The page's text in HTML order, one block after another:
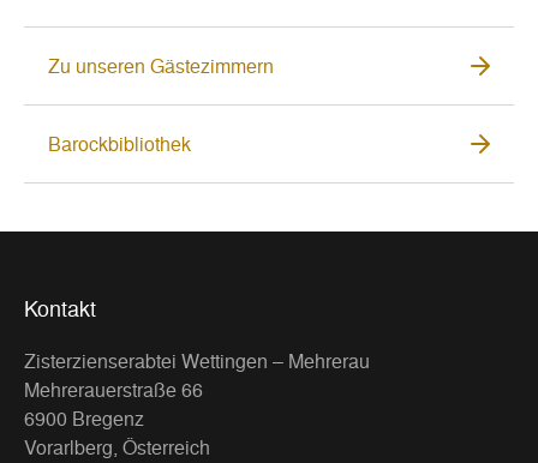
Zu unseren Gästezimmern
Barockbibliothek
Kontakt
Zisterzienserabtei Wettingen – Mehrerau
Mehrerauerstraße 66
6900 Bregenz
Vorarlberg, Österreich